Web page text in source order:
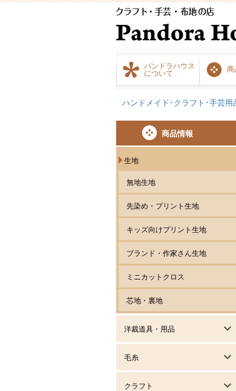
パンドラハウス
について
商
ハンドメイド･クラフト･手芸用
商品情報
生地
無地生地
先染め・プリント生地
キッズ向けプリント生地
ブランド・作家さん生地
ミニカットクロス
芯地・裏地
洋裁道具・用品
毛糸
クラフト